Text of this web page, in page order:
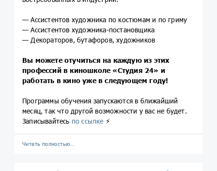
— Ассистентов художника по костюмам и по гриму
— Ассистентов художника-постановщика
— Декораторов, бутафоров, художников
Вы можете отучиться на каждую из этих
профессий в киношколе «Студия 24» и
работать в кино уже в следующем году!
Программы обучения запускаются в ближайший
месяц, так что другой возможности у вас не будет.
Записывайтесь по ссылке ⚡️
Читать полностью…